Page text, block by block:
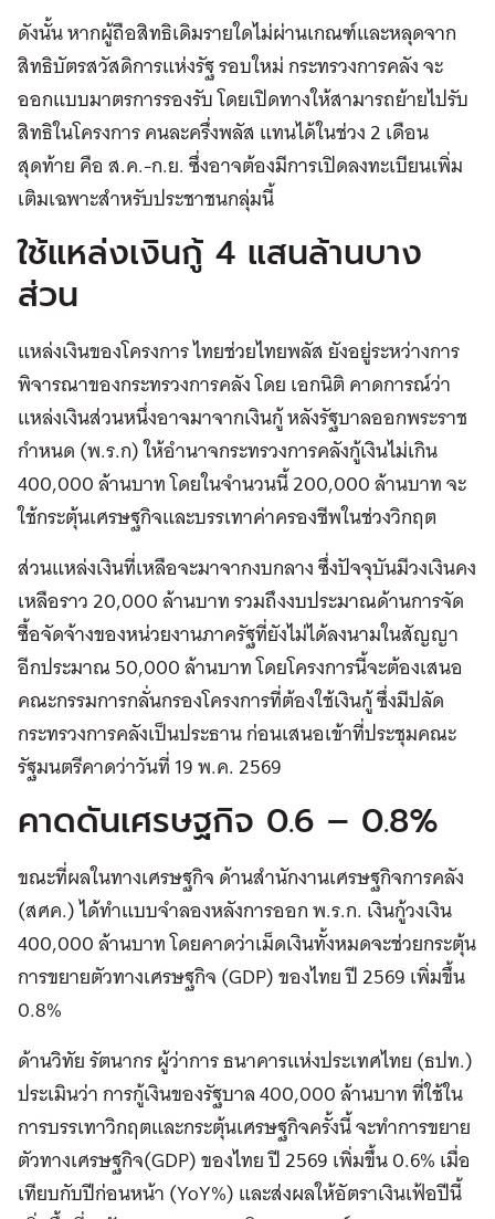
ดังนั้น หากผู้ถือสิทธิเดิมรายใดไม่ผ่านเกณฑ์และหลุดจาก
สิทธิบัตรสวัสดิการแห่งรัฐ รอบใหม่ กระทรวงการคลัง จะ
ออกแบบมาตรการรองรับ โดยเปิดทางให้สามารถย้ายไปรับ
สิทธิในโครงการ คนละครึ่งพลัส แทนได้ในช่วง 2 เดือน
สุดท้าย คือ ส.ค.-ก.ย. ซึ่งอาจต้องมีการเปิดลงทะเบียนเพิ่ม
เติมเฉพาะสำหรับประชาชนกลุ่มนี้
ใช้แหล่งเงินกู้ 4 แสนล้านบาง
ส่วน
แหล่งเงินของโครงการ ไทยช่วยไทยพลัส ยังอยู่ระหว่างการ
พิจารณาของกระทรวงการคลัง โดย เอกนิติ คาดการณ์ว่า
แหล่งเงินส่วนหนึ่งอาจมาจากเงินกู้ หลังรัฐบาลออกพระราช
กำหนด (พ.ร.ก) ให้อำนาจกระทรวงการคลังกู้เงินไม่เกิน
400,000 ล้านบาท โดยในจำนวนนี้ 200,000 ล้านบาท จะ
ใช้กระตุ้นเศรษฐกิจและบรรเทาค่าครองชีพในช่วงวิกฤต
ส่วนแหล่งเงินที่เหลือจะมาจากงบกลาง ซึ่งปัจจุบันมีวงเงินคง
เหลือราว 20,000 ล้านบาท รวมถึงงบประมาณด้านการจัด
ซื้อจัดจ้างของหน่วยงานภาครัฐที่ยังไม่ได้ลงนามในสัญญา
อีกประมาณ 50,000 ล้านบาท โดยโครงการนี้จะต้องเสนอ
คณะกรรมการกลั่นกรองโครงการที่ต้องใช้เงินกู้ ซึ่งมีปลัด
กระทรวงการคลังเป็นประธาน ก่อนเสนอเข้าที่ประชุมคณะ
รัฐมนตรีคาดว่าวันที่ 19 พ.ค. 2569
คาดดันเศรษฐกิจ 0.6 – 0.8%
ขณะที่ผลในทางเศรษฐกิจ ด้านสำนักงานเศรษฐกิจการคลัง
(สศค.) ได้ทำแบบจำลองหลังการออก พ.ร.ก. เงินกู้วงเงิน
400,000 ล้านบาท โดยคาดว่าเม็ดเงินทั้งหมดจะช่วยกระตุ้น
การขยายตัวทางเศรษฐกิจ (GDP) ของไทย ปี 2569 เพิ่มขึ้น
0.8%
ด้านวิทัย รัตนากร ผู้ว่าการ ธนาคารแห่งประเทศไทย (ธปท.)
ประเมินว่า การกู้เงินของรัฐบาล 400,000 ล้านบาท ที่ใช้ใน
การบรรเทาวิกฤตและกระตุ้นเศรษฐกิจครั้งนี้ จะทำการขยาย
ตัวทางเศรษฐกิจ(GDP) ของไทย ปี 2569 เพิ่มขึ้น 0.6% เมื่อ
เทียบกับปีก่อนหน้า (YoY%) และส่งผลให้อัตราเงินเฟ้อปีนี้